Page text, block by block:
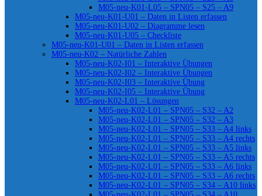
M05-neu-K01-L05 – SPN05 – S25 – A9
M05-neu-K01-U01 – Daten in Listen erfassen
M05-neu-K01-U02 – Diagramme lesen
M05-neu-K01-U05 – Checkliste
M05-neu-K01-U01 – Daten in Listen erfassen
M05-neu-K02 – Natürliche Zahlen
M05-neu-K02-I01 – Interaktive Übungen
M05-neu-K02-I02 – Interaktive Übungen
M05-neu-K02-I03 – Interaktive Übung
M05-neu-K02-I05 – Interaktive Übung
M05-neu-K02-L01 – Lösungen
M05-neu-K02-L01 – SPN05 – S32 – A2
M05-neu-K02-L01 – SPN05 – S32 – A3
M05-neu-K02-L01 – SPN05 – S33 – A4 links
M05-neu-K02-L01 – SPN05 – S33 – A4 rechts
M05-neu-K02-L01 – SPN05 – S33 – A5 links
M05-neu-K02-L01 – SPN05 – S33 – A5 rechts
M05-neu-K02-L01 – SPN05 – S33 – A6 links
M05-neu-K02-L01 – SPN05 – S33 – A6 rechts
M05-neu-K02-L01 – SPN05 – S34 – A10 links